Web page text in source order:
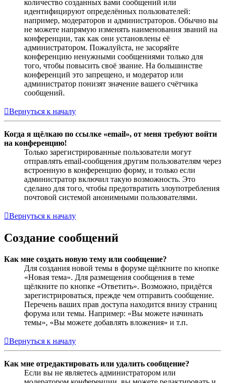
количество созданных вами сообщений или
идентифицируют определённых пользователей:
например, модераторов и администраторов. Обычно вы
не можете напрямую изменять наименования званий на
конференции, так как они установлены её
администратором. Пожалуйста, не засоряйте
конференцию ненужными сообщениями только для
того, чтобы повысить своё звание. На большинстве
конференций это запрещено, и модератор или
администратор понизят значение вашего счётчика
сообщений.
Вернуться к началу
Когда я щёлкаю по ссылке «email», от меня требуют войти
на конференцию!
Только зарегистрированные пользователи могут
отправлять email-сообщения другим пользователям через
встроенную в конференцию форму, и только если
администратор включил такую возможность. Это
сделано для того, чтобы предотвратить злоупотребления
почтовой системой анонимными пользователями.
Вернуться к началу
Создание сообщений
Как мне создать новую тему или сообщение?
Для создания новой темы в форуме щёлкните по кнопке
«Новая тема». Для размещения сообщения в теме
щёлкните по кнопке «Ответить». Возможно, придётся
зарегистрироваться, прежде чем отправить сообщение.
Перечень ваших прав доступа находится внизу страниц
форума или темы. Например: «Вы можете начинать
темы», «Вы можете добавлять вложения» и т.п.
Вернуться к началу
Как мне отредактировать или удалить сообщение?
Если вы не являетесь администратором или